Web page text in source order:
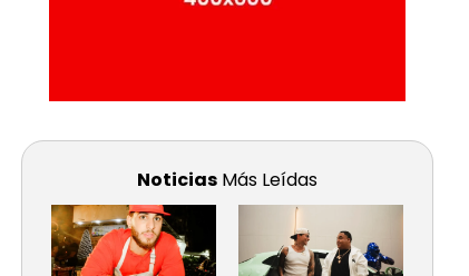
Noticias Más Leídas